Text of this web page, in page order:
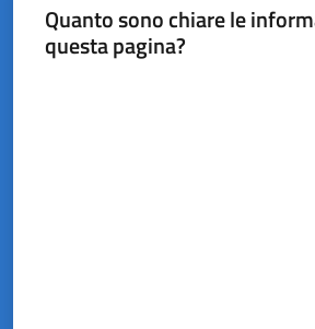
Castel
del
Quanto sono chiare le
questa pagina?